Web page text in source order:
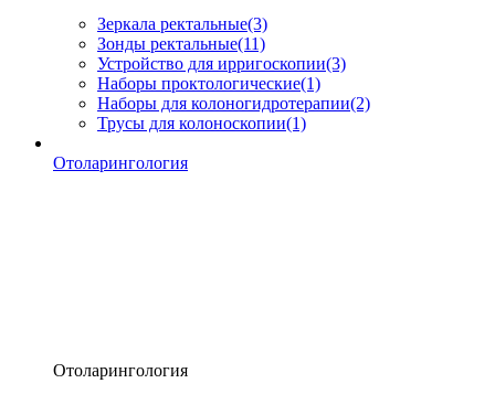
Зеркала ректальные(3)
Зонды ректальные(11)
Устройство для ирригоскопии(3)
Наборы проктологические(1)
Наборы для колоногидротерапии(2)
Трусы для колоноскопии(1)
Отоларингология
Отоларингология